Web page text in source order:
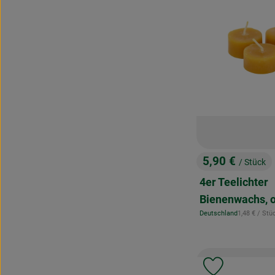
, Preis:
5,90 € / Stück
4er Teelichter
Bienenwachs,
, Herkunft:
Deutschland,1,48 € /
Produkt